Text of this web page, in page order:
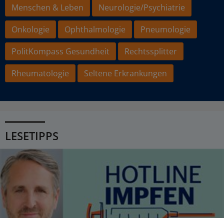
Menschen & Leben
Neurologie/Psychiatrie
Onkologie
Ophthalmologie
Pneumologie
PolitKompass Gesundheit
Rechtssplitter
Rheumatologie
Seltene Erkrankungen
LESETIPPS